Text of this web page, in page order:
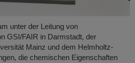
unter der Leitung von
GSI/FAIR in Darmstadt, der
Mainz und dem Helmholtz-
die chemischen Eigenschaften